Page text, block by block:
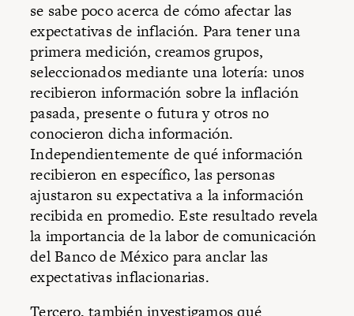
se sabe poco acerca de cómo afectar las
expectativas de inflación. Para tener una
primera medición, creamos grupos,
seleccionados mediante una lotería: unos
recibieron información sobre la inflación
pasada, presente o futura y otros no
conocieron dicha información.
Independientemente de qué información
recibieron en específico, las personas
ajustaron su expectativa a la información
recibida en promedio. Este resultado revela
la importancia de la labor de comunicación
del Banco de México para anclar las
expectativas inflacionarias.
Tercero, también investigamos qué